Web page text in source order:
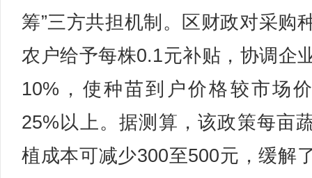
筹”三方共担机制。区财政对采购
农户给予每株0.1元补贴，协调企
10%，使种苗到户价格较市场
25%以上。据测算，该政策每亩
植成本可减少300至500元，缓解